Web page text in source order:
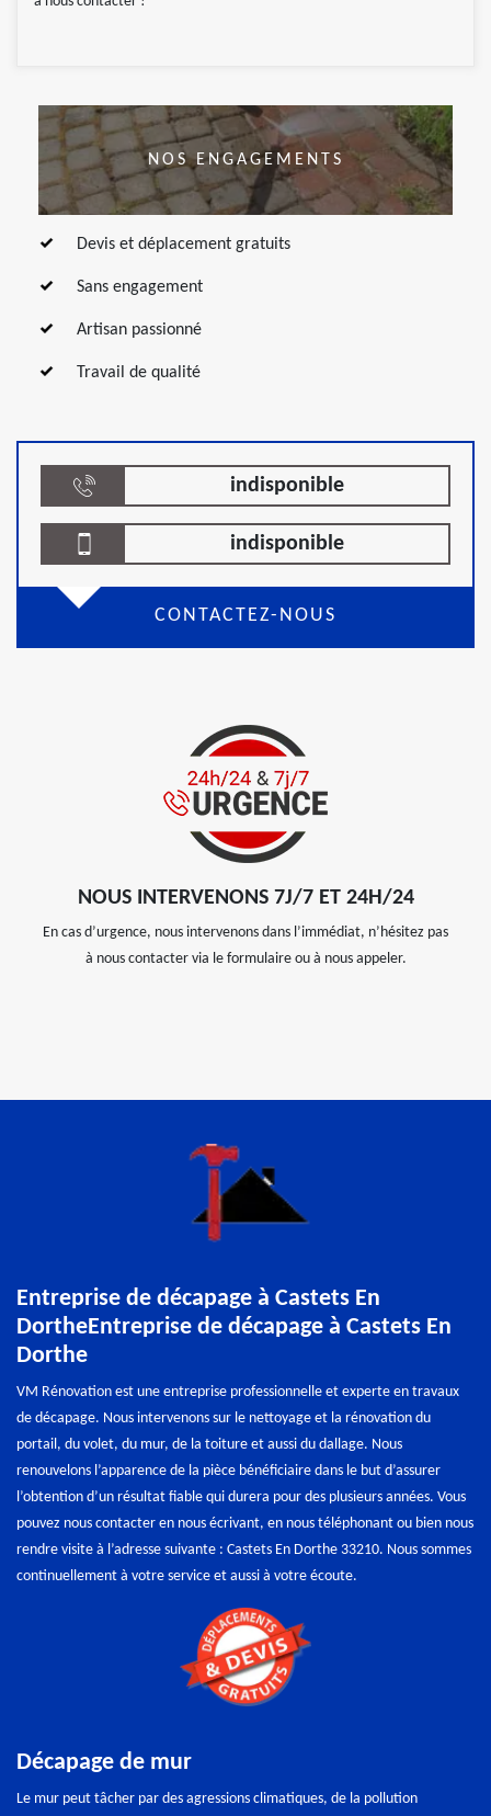
NOS ENGAGEMENTS
Devis et déplacement gratuits
Sans engagement
Artisan passionné
Travail de qualité
indisponible
indisponible
CONTACTEZ-NOUS
NOUS INTERVENONS 7J/7 ET 24H/24
En cas d’urgence, nous intervenons dans l’immédiat, n’hésitez pas
à nous contacter via le formulaire ou à nous appeler.
Entreprise de décapage à Castets En
DortheEntreprise de décapage à Castets En
Dorthe
VM Rénovation est une entreprise professionnelle et experte en travaux
de décapage. Nous intervenons sur le nettoyage et la rénovation du
portail, du volet, du mur, de la toiture et aussi du dallage. Nous
renouvelons l’apparence de la pièce bénéficiaire dans le but d’assurer
l’obtention d’un résultat fiable qui durera pour des plusieurs années. Vous
pouvez nous contacter en nous écrivant, en nous téléphonant ou bien nous
rendre visite à l’adresse suivante : Castets En Dorthe 33210. Nous sommes
continuellement à votre service et aussi à votre écoute.
Décapage de mur
Le mur peut tâcher par des agressions climatiques, de la pollution